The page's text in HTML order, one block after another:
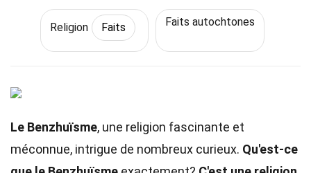
Religion Faits Faits autochtones
Le Benzhuïsme, une religion fascinante et
méconnue, intrigue de nombreux curieux. Qu'est-ce